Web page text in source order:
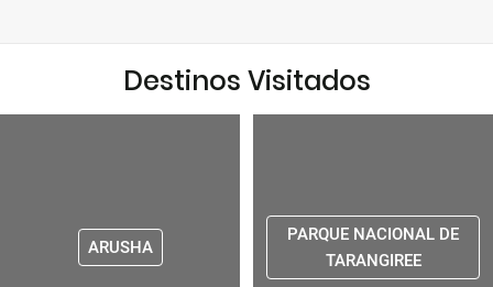
Destinos Visitados
ARUSHA
PARQUE NACIONAL DE
TARANGIREE